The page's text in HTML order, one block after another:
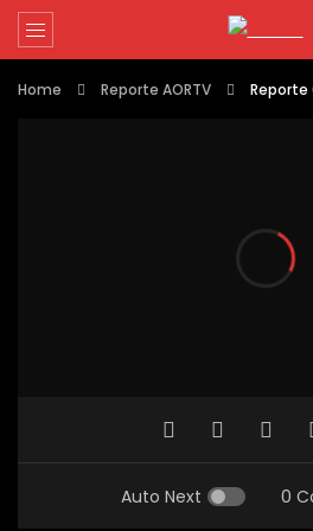
Home Reporte AORTV Reporte
Auto Next 0